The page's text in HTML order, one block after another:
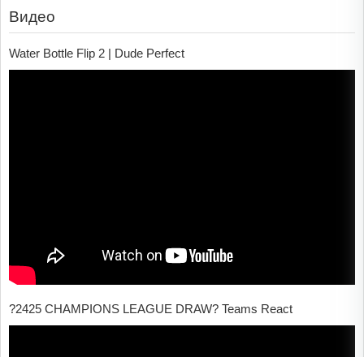
Видео
Water Bottle Flip 2 | Dude Perfect
?2425 CHAMPIONS LEAGUE DRAW? Teams React